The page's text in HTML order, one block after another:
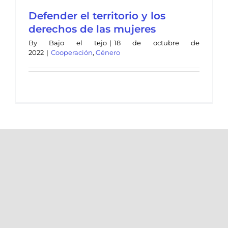
Defender el territorio y los
derechos de las mujeres
By Bajo el tejo | 18 de octubre de
2022 | Cooperación, Género